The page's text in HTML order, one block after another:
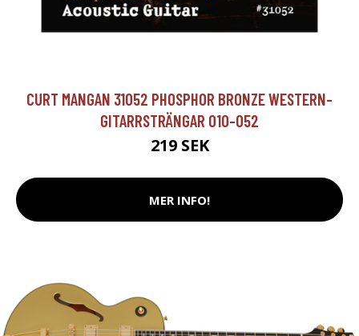
CURT MANGAN 31052 PHOSPHOR BRONZE WESTERN-
GITARRSTRÄNGAR 010-052
219 SEK
MER INFO!